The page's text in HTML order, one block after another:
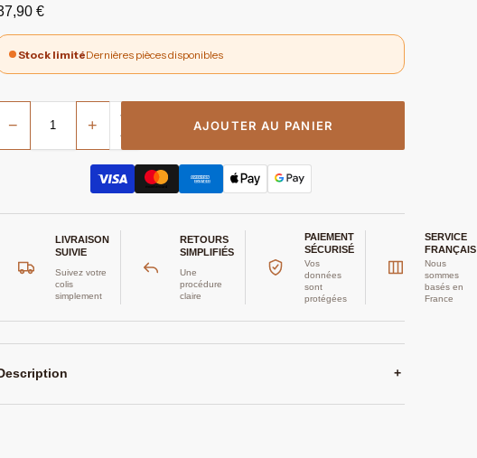
€
Stock limitéDernières pièces disponibles
− + AJOUTER AU PANIER
LIVRAISON
SUIVIE
Suivez votre
colis
simplement
RETOURS
SIMPLIFIÉS
Une
procédure
claire
PAIEMENT
SÉCURISÉ
Vos
données
sont
protégées
SERVICE
FRANÇAIS
Nous
sommes
basés en
France
+